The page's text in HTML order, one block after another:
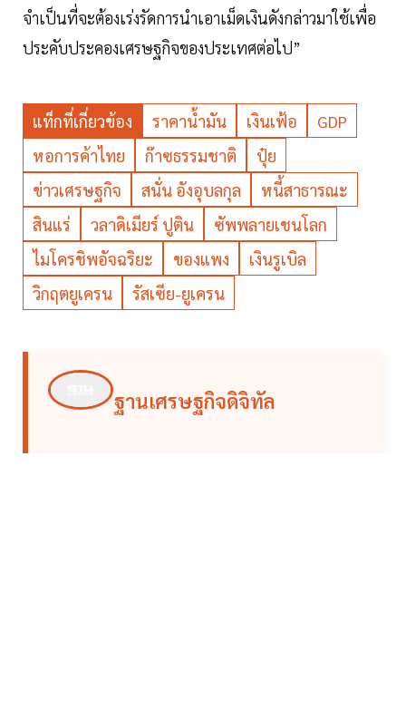
จำเป็นที่จะต้องเร่งรัดการนำเอาเม็ดเงินดังกล่าวมาใช้เพื่อ
ประคับประคองเศรษฐกิจของประเทศต่อไป”
แท็กที่เกี่ยวข้อง ราคาน้ำมัน เงินเฟ้อ
GDP
หอการค้าไทย
ก๊าซธรรมชาติ
ปุ๋ย
ข่าวเศรษฐกิจ
สนั่น อังอุบลกุล
หนี้สาธารณะ
สินแร่
วลาดิเมียร์ ปูติน
ซัพพลายเชนโลก
ไมโครชิพอัจฉริยะ
ของแพง
เงินรูเบิล
วิกฤตยูเครน
รัสเซีย-ยูเครน
ฐานเศรษฐกิจดิจิทัล